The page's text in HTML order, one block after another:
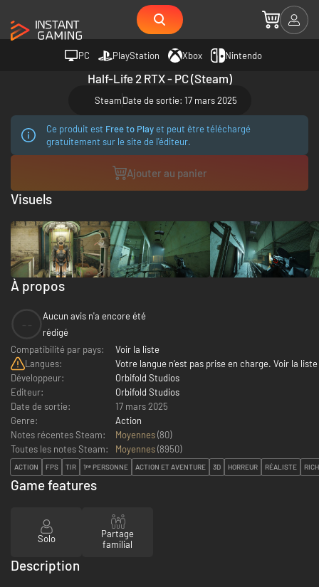
PC PlayStation Xbox Nintendo
Half-Life 2 RTX - PC (Steam)
SteamDate de sortie: 17 mars 2025
Ce produit est Free to Playet peut être téléchargé
gratuitement sur le site de l'éditeur.
Ajouter au panier
À propos
Aucun avis n'a encore été
rédigé
Compatibilité par pays:
Voir la liste
Langues:
Votre langue n’est pas prise en charge. Voir la liste
Développeur:
Orbifold Studios
Editeur:
Orbifold Studios
Date de sortie:
17 mars 2025
Genre:
Action
Notes récentes Steam:
Moyennes(80)
Toutes les notes Steam:
Moyennes(8950)
ACTION FPS TIR 1ʳᵉ PERSONNE ACTION ET AVENTURE 3D HORREUR RÉALISTE
Visuels
Game features
Solo
Partage
familial
Description